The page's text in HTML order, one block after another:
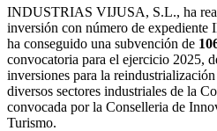
INDUSTRIAS VIJUSA, S.L., ha
inversión con número de
ha conseguido una subvención de
convocatoria para el ejercicio 2025,
inversiones para la
diversos sectores industriales de la
convocada por la Conselleria de
Turismo.